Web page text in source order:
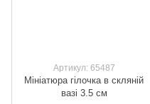
Артикул: 65487
Мініатюра гілочка в скляній
вазі 3.5 см